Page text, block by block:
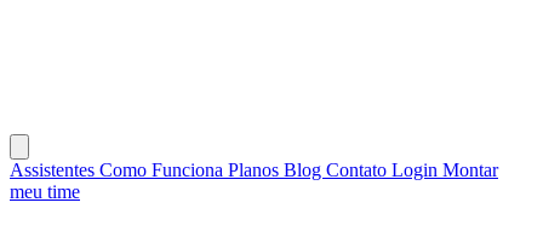
Assistentes Como Funciona Planos Blog Contato Login Montar
meu time